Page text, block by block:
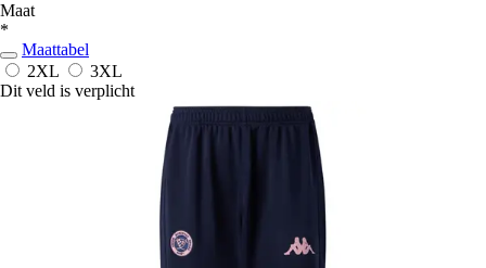
Maat
*
Maattabel
2XL
3XL
Dit veld is verplicht